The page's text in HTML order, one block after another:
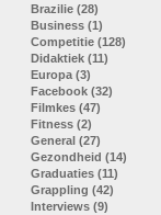
Brazilie (28)
Business (1)
Competitie (128)
Didaktiek (11)
Europa (3)
Facebook (32)
Filmkes (47)
Fitness (2)
General (27)
Gezondheid (14)
Graduaties (11)
Grappling (42)
Interviews (9)